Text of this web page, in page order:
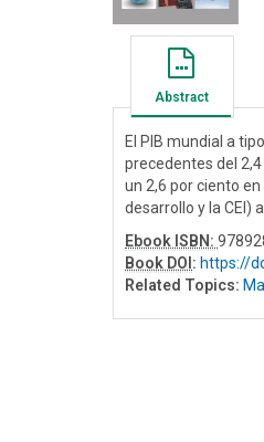
Abstract
El PIB mundial a
precedentes del
un 2,6 por ciento
desarrollo y la CEI)
Ebook ISBN:
Book DOI : https://
Related Topics: